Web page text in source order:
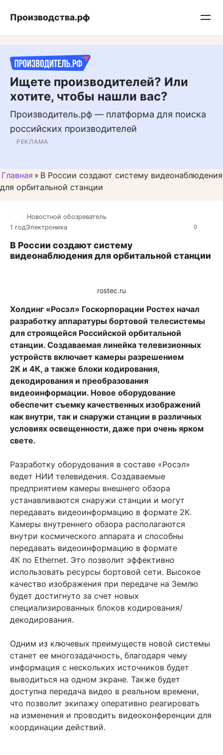
Подписывайтесь на нас в MAX
Производства.рф
Ищете производителей? Или
хотите, чтобы нашли вас?
Производитель.рф — платформа для поиска
российских производителей
РЕКЛАМА
Главная » В России создают систему видеонаблюдения
для орбитальной станции
0
Новостной обозреватель
1 годЭлектроника
В России создают систему
видеонаблюдения для орбитальной станции
rostec.ru
Холдинг «Росэл» Госкорпорации Ростех начал
разработку аппаратуры бортовой телесистемы
для строящейся Российской орбитальной
станции. Создаваемая линейка телевизионных
устройств включает камеры разрешением
2К и 4К, а также блоки кодирования,
декодирования и преобразования
видеоинформации. Новое оборудование
обеспечит съемку качественных изображений
как внутри, так и снаружи станции в различных
условиях освещенности, даже при очень ярком
свете.
Разработку оборудования в составе «Росэл»
ведет НИИ телевидения. Создаваемые
предприятием камеры внешнего обзора
устанавливаются снаружи станции и могут
передавать видеоинформацию в формате 2К.
Камеры внутреннего обзора располагаются
внутри космического аппарата и способны
передавать видеоинформацию в формате
4К по Ethernet. Это позволит эффективно
использовать ресурсы бортовой сети. Высокое
качество изображения при передаче на Землю
будет достигнуто за счет новых
специализированных блоков кодирования/
декодирования.
Одним из ключевых преимуществ новой системы
станет ее многозадачность, благодаря чему
информация с нескольких источников будет
выводиться на одном экране. Также будет
доступна передача видео в реальном времени,
что позволит экипажу оперативно реагировать
на изменения и проводить видеоконференции для
координации действий.